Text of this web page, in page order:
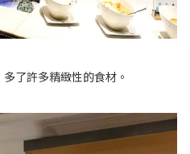
了許多精緻性的食材。